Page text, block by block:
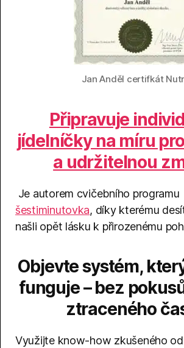
Jan Anděl certifkát
Připravuje
jídelníčky na míru
a udržitelnou
Je autorem cvičebního programu
šestiminutovka, díky kterému
našli opět lásku k přirozenému
Objevte systém,
funguje – bez
ztraceného
Využijte know-how zkušeného